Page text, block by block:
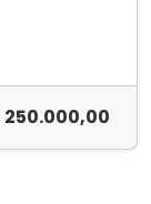
250.000,00